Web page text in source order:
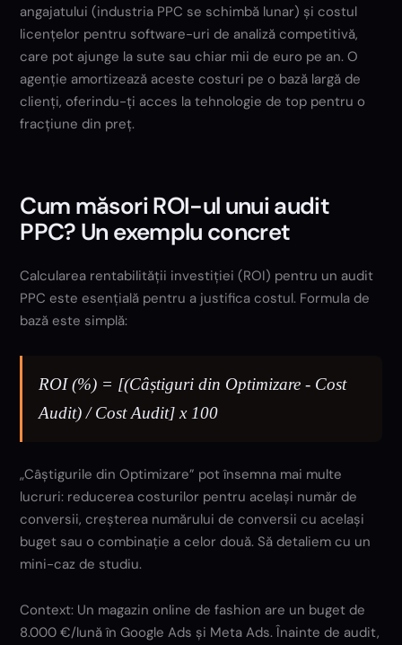
angajatului (industria PPC se schimbă lunar) și costul
licențelor pentru software-uri de analiză competitivă,
care pot ajunge la sute sau chiar mii de euro pe an. O
agenție amortizează aceste costuri pe o bază largă de
clienți, oferindu-ți acces la tehnologie de top pentru o
fracțiune din preț.
Cum măsori ROI-ul unui audit
PPC? Un exemplu concret
Calcularea rentabilității investiției (ROI) pentru un audit
PPC este esențială pentru a justifica costul. Formula de
bază este simplă:
ROI (%) = [(Câștiguri din Optimizare - Cost
Audit) / Cost Audit] x 100
„Câștigurile din Optimizare” pot însemna mai multe
lucruri: reducerea costurilor pentru același număr de
conversii, creșterea numărului de conversii cu același
buget sau o combinație a celor două. Să detaliem cu un
mini-caz de studiu.
Context: Un magazin online de fashion are un buget de
8.000 €/lună în Google Ads și Meta Ads. Înainte de audit,